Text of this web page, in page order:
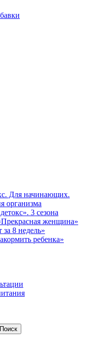
Для начинающих.
организма
3 сезона
женщина»
8 недель»
ребенка»